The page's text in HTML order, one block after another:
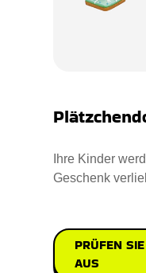
Ihre Kinder
Geschenk
PRÜFEN
AUS